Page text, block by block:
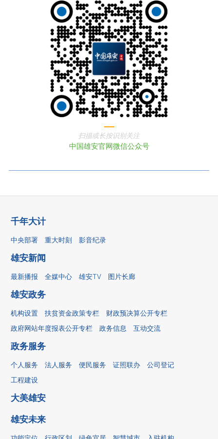
扫描或长按识别关注
中国雄安官网微信公众号
千年大计
中央部署 重大时刻 影音纪录
雄安新闻
最新播报 全媒中心 雄安TV 图片长廊
雄安政务
机构设置 扶贫资金政策专栏
财政预决算公开专栏
政府网站年度报表公开专栏
政务信息 互动交流
政务服务
个人服务 法人服务 便民服务 证照联办
公司登记
工程建设
大美雄安
雄安未来